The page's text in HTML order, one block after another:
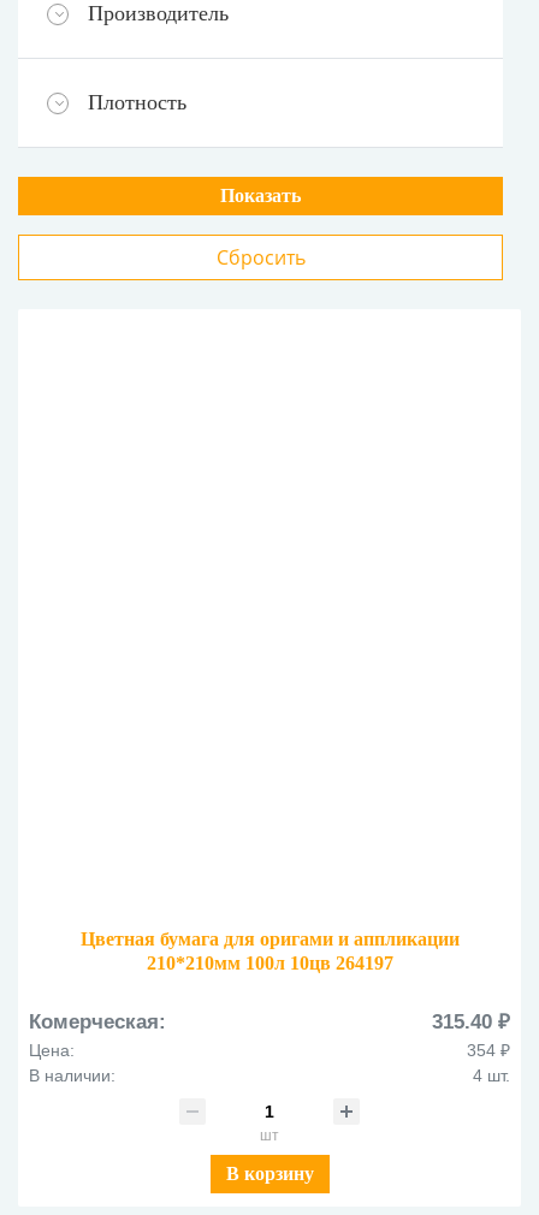
Производитель
Плотность
Цветная бумага для оригами и аппликации
210*210мм 100л 10цв 264197
Комерческая: 315.40 ₽
Цена:
354 ₽
В наличии:
4 шт.
шт
В корзину